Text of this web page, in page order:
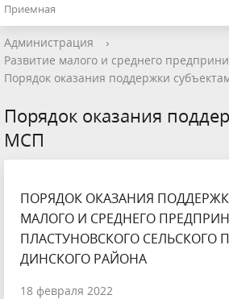
Приемная
Администрация
›
Развитие малого и среднего
Порядок оказания поддержки
Порядок оказания
МСП
ПОРЯДОК ОКАЗАНИЯ
МАЛОГО И СРЕДНЕГО
ПЛАСТУНОВСКОГО СЕЛЬСКОГО
ДИНСКОГО РАЙОНА
18 февраля 2022